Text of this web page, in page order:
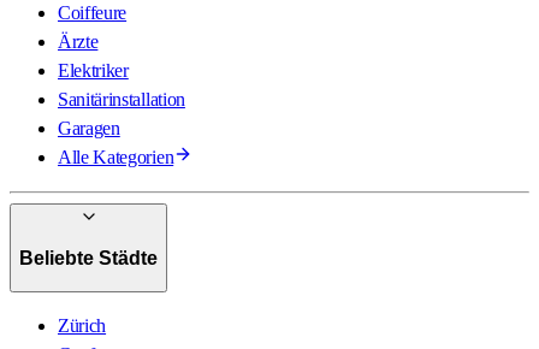
Coiffeure
Ärzte
Elektriker
Sanitärinstallation
Garagen
Alle Kategorien
Beliebte Städte
Zürich